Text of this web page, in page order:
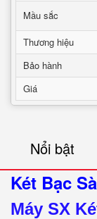
Mầu sắc
Thương hiệu
Bảo hành
Giá
Nổi bật
Két Bạc
Máy SX